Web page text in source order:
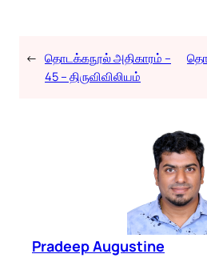
← தொடக்கநூல் அதிகாரம் –
45 – திருவிவிலியம்
Pradeep Augustine